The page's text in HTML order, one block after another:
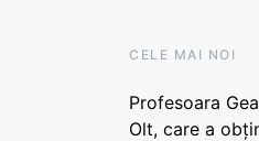
CELE MAI NOI
Profesoara
Olt, care a